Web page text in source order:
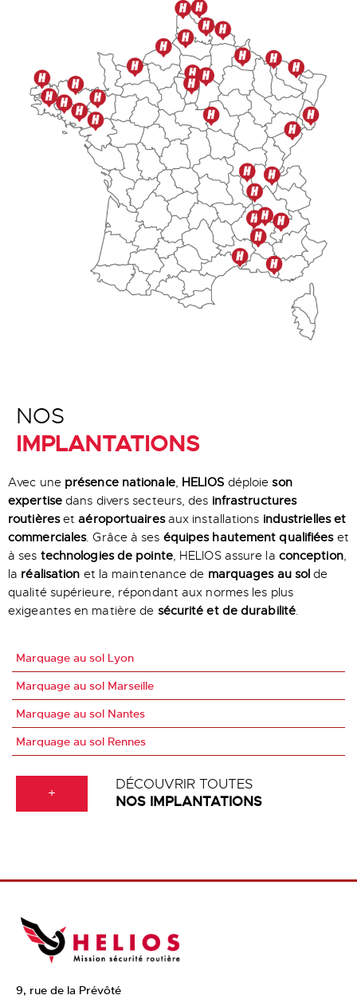
NOS
IMPLANTATIONS
Avec une présence nationale, HELIOS déploieson
expertisedans divers secteurs, des infrastructures
routièresetaéroportuairesaux installations industrielles et
commerciales. Grâce à ses équipes hautement qualifiéeset
à ses technologies de pointe, HELIOS assure la conception,
la réalisation et la maintenance de marquages au sol de
qualité supérieure, répondant aux normes les plus
exigeantes en matière de sécurité et de durabilité.
Marquage au sol Lyon
Marquage au sol Marseille
Marquage au sol Nantes
Marquage au sol Rennes
+
DÉCOUVRIR TOUTES
NOS IMPLANTATIONS
9, rue de la Prévôté